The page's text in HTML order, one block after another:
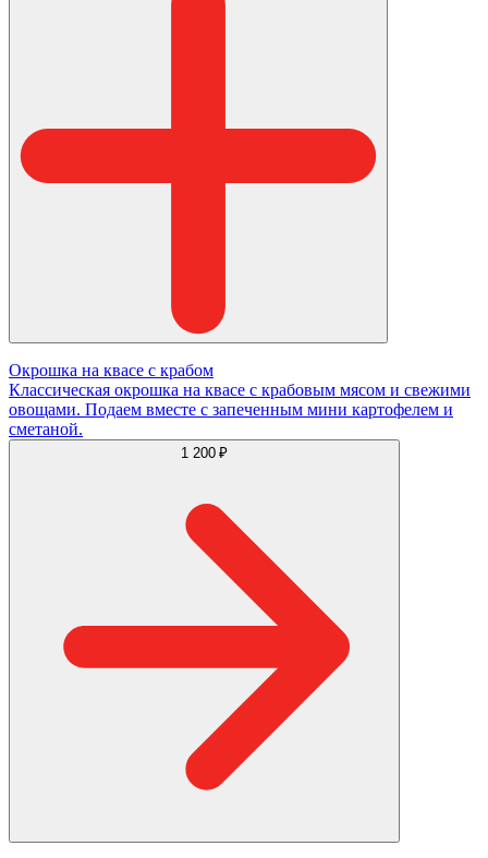
Окрошка на квасе с крабом
Классическая окрошка на квасе с крабовым мясом и свежими
овощами. Подаем вместе с запеченным мини картофелем и
сметаной.
1 200 ₽